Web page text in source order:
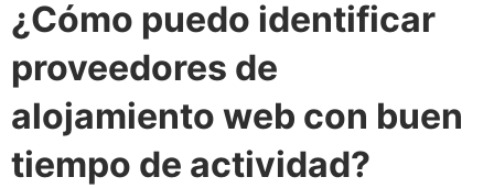
¿Cómo puedo identificar
proveedores de
alojamiento web con buen
tiempo de actividad?